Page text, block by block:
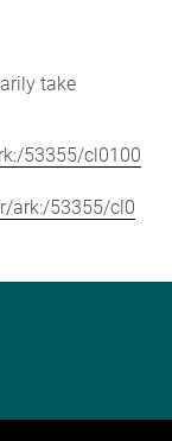
take
53355/cl0100
ark:/53355/cl0